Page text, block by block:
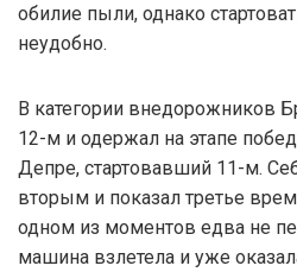
обилие пыли, однако
неудобно.
В категории внедорожников
12-м и одержал на этапе
Депре, стартовавший 11-м.
вторым и показал третье
одном из моментов едва не
машина взлетела и уже